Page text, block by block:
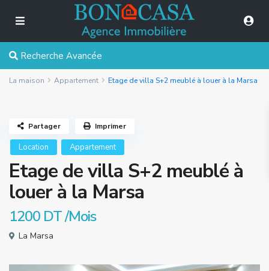
Recherche Avancée
La maison Appartement Etage de villa S+2 meublé à louer à la Marsa
Location Appartement
Etage de villa S+2 meublé à
louer à la Marsa
1200 DT/Mois
La Marsa
Partager Imprimer